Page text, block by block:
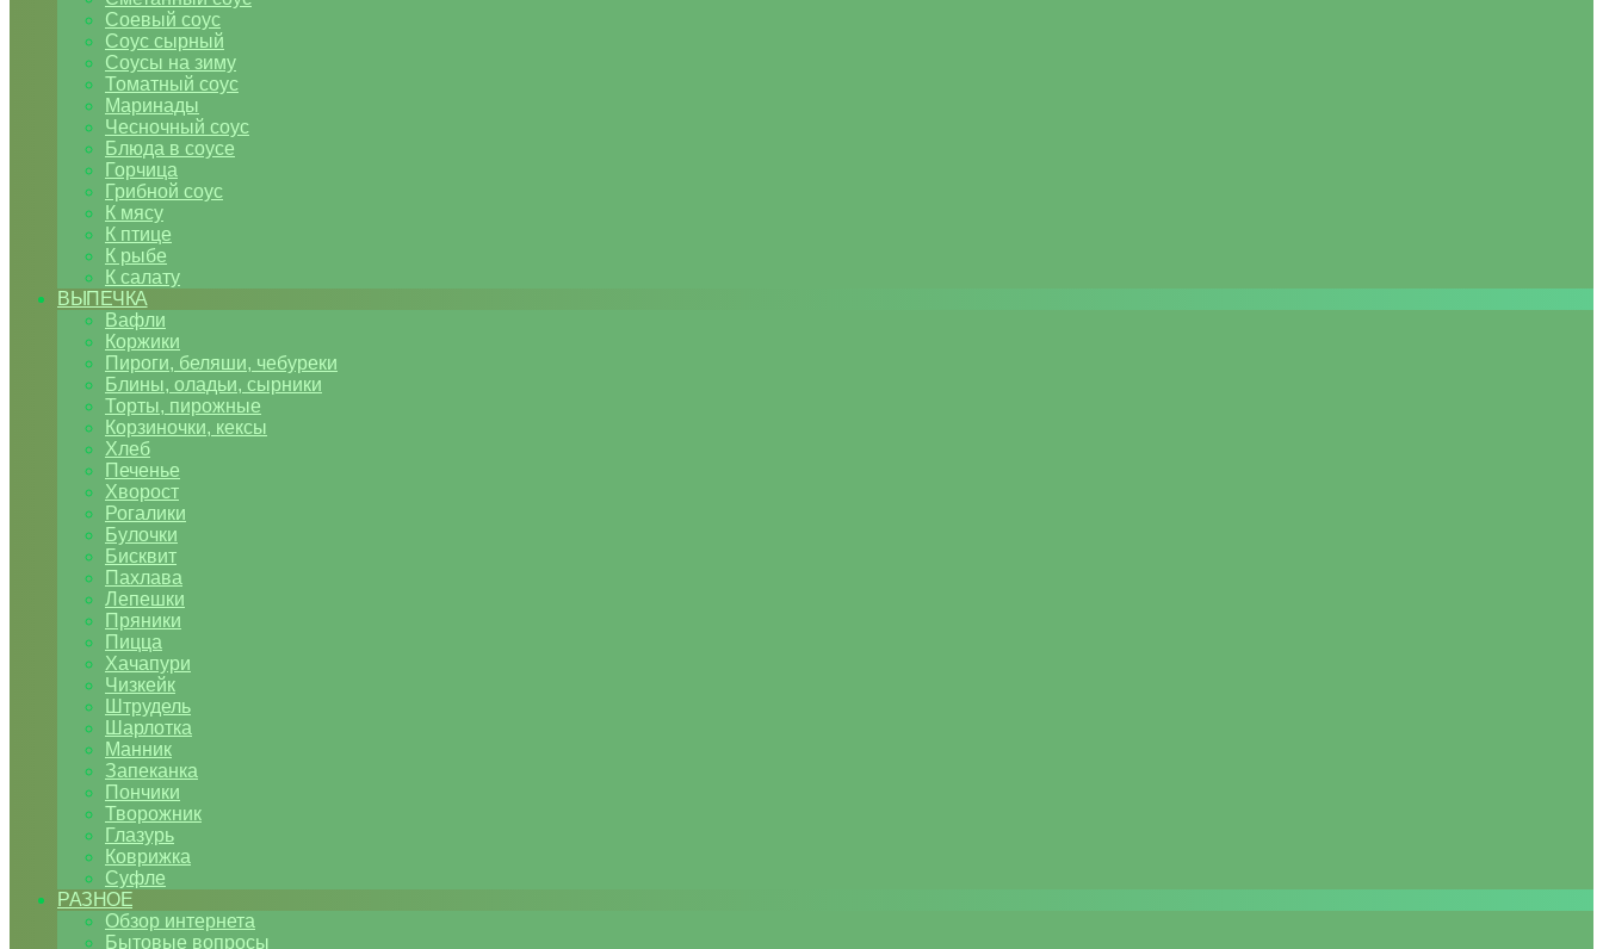
Соевый соус
Соус сырный
Соусы на зиму
Томатный соус
Маринады
Чесночный соус
Блюда в соусе
Горчица
Грибной соус
К мясу
К птице
К рыбе
К салату
ВЫПЕЧКА
Вафли
Коржики
Пироги, беляши, чебуреки
Блины, оладьи, сырники
Торты, пирожные
Корзиночки, кексы
Хлеб
Печенье
Хворост
Рогалики
Булочки
Бисквит
Пахлава
Лепешки
Пряники
Пицца
Хачапури
Чизкейк
Штрудель
Шарлотка
Манник
Запеканка
Пончики
Творожник
Глазурь
Коврижка
Суфле
РАЗНОЕ
Обзор интернета
Бытовые вопросы